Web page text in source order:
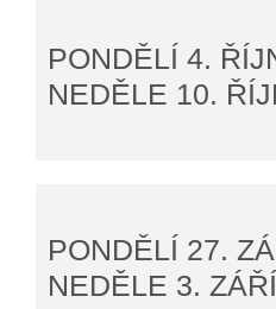
PONDĚLÍ 4.
NEDĚLE 10.
PONDĚLÍ 27.
NEDĚLE 3.